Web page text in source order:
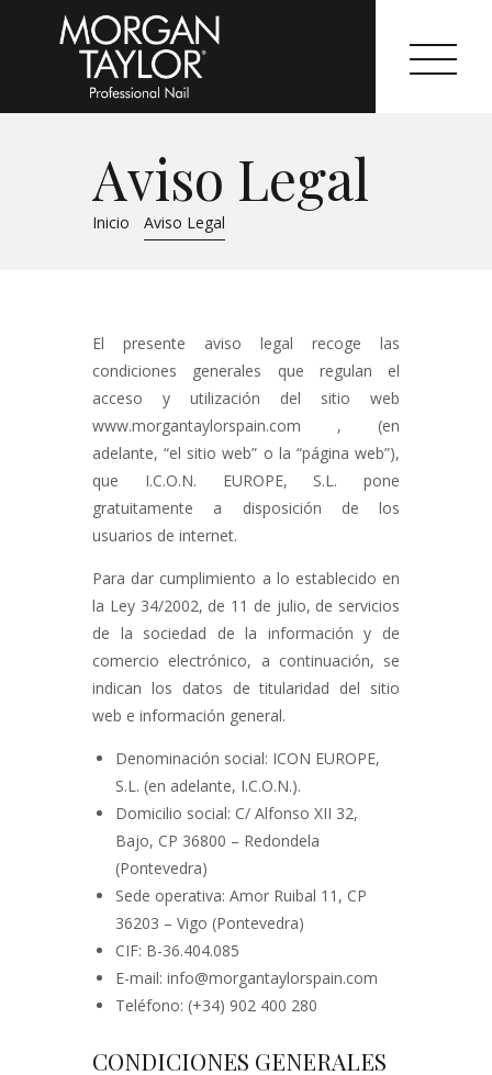
Aviso Legal
Inicio Aviso Legal
Morgan Taylor®
Sistemas Profesionales
Catálogo
Colecciones
Tutoriales
Contacto
El presente aviso legal recoge las
condiciones generales que regulan el
acceso y utilización del sitio web
www.morgantaylorspain.com , (en
adelante, “el sitio web” o la “página web”),
que I.C.O.N. EUROPE, S.L. pone
gratuitamente a disposición de los
usuarios de internet.
Para dar cumplimiento a lo establecido en
la Ley 34/2002, de 11 de julio, de servicios
de la sociedad de la información y de
comercio electrónico, a continuación, se
indican los datos de titularidad del sitio
web e información general.
Denominación social: ICON EUROPE,
S.L. (en adelante, I.C.O.N.).
Domicilio social: C/ Alfonso XII 32,
Bajo, CP 36800 – Redondela
(Pontevedra)
Sede operativa: Amor Ruibal 11, CP
36203 – Vigo (Pontevedra)
CIF: B-36.404.085
E-mail: info@morgantaylorspain.com
Teléfono: (+34) 902 400 280
CONDICIONES GENERALES